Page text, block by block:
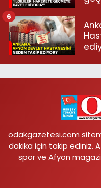
6
odakgazetesi.com
dakika için takip ediniz.
spor ve Afyon